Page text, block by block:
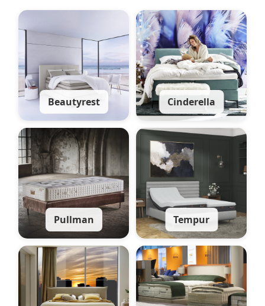
Beautyrest Cinderella
Pullman Tempur